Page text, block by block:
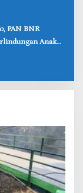
PAN BNR
Anak